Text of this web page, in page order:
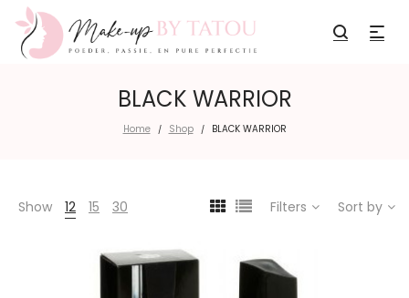
BLACK WARRIOR
Home / Shop / BLACK WARRIOR
Show 12 15 30 Filters Sort by